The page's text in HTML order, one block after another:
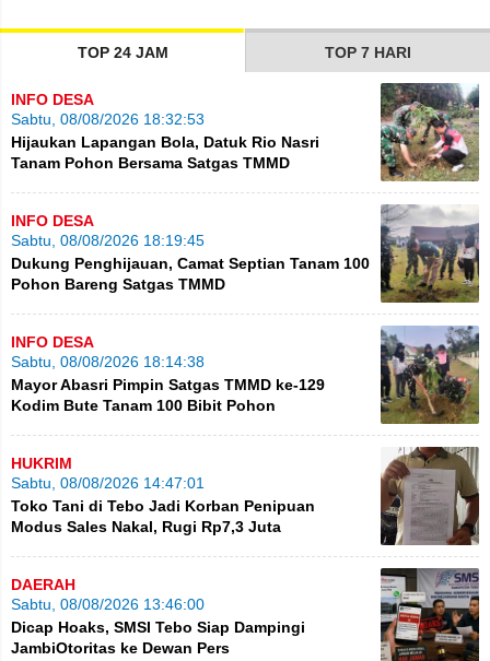
TOP 24 JAM TOP 7 HARI
INFO DESA
Sabtu, 08/08/2026 18:32:53
Hijaukan Lapangan Bola, Datuk Rio Nasri
Tanam Pohon Bersama Satgas TMMD
INFO DESA
Sabtu, 08/08/2026 18:19:45
Dukung Penghijauan, Camat Septian Tanam 100
Pohon Bareng Satgas TMMD
INFO DESA
Sabtu, 08/08/2026 18:14:38
Mayor Abasri Pimpin Satgas TMMD ke-129
Kodim Bute Tanam 100 Bibit Pohon
HUKRIM
Sabtu, 08/08/2026 14:47:01
Toko Tani di Tebo Jadi Korban Penipuan
Modus Sales Nakal, Rugi Rp7,3 Juta
DAERAH
Sabtu, 08/08/2026 13:46:00
Dicap Hoaks, SMSI Tebo Siap Dampingi
JambiOtoritas ke Dewan Pers